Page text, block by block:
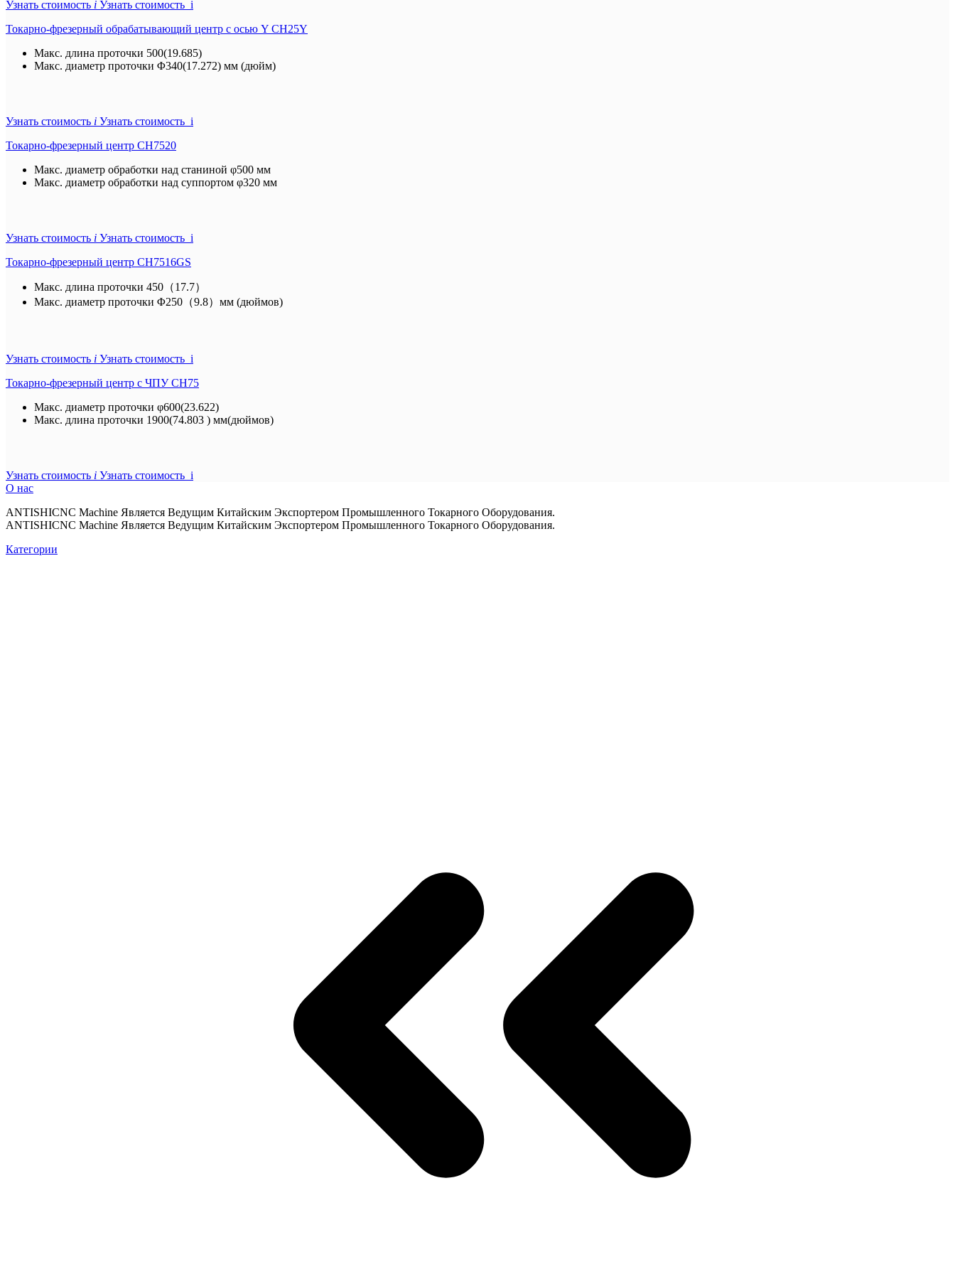
Узнать стоимость i Узнать стоимость i
Токарно-фрезерный обрабатывающий центр с осью Y CH25Y
Макс. длина проточки 500(19.685)
Макс. диаметр проточки Φ340(17.272) мм (дюйм)
Узнать стоимость i Узнать стоимость i
Токарно-фрезерный центр CH7520
Макс. диаметр обработки над станиной φ500 мм
Макс. диаметр обработки над суппортом φ320 мм
Узнать стоимость i Узнать стоимость i
Токарно-фрезерный центр CH7516GS
Макс. длина проточки 450（17.7）
Макс. диаметр проточки Φ250（9.8）мм (дюймов)
Узнать стоимость i Узнать стоимость i
Токарно-фрезерный центр с ЧПУ CH75
Макс. диаметр проточки φ600(23.622)
Макс. длина проточки 1900(74.803 ) мм(дюймов)
Узнать стоимость i Узнать стоимость i
О нас
ANTISHICNC Machine Является Ведущим Китайским Экспортером Промышленного Токарного Оборудования.
ANTISHICNC Machine Является Ведущим Китайским Экспортером Промышленного Токарного Оборудования.
Категории